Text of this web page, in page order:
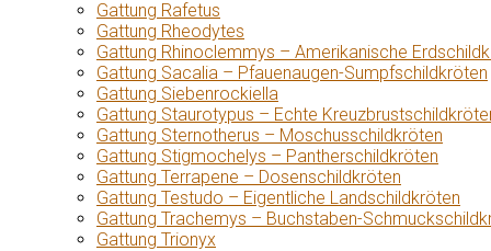
Gattung Rafetus
Gattung Rheodytes
Gattung Rhinoclemmys – Amerikanische
Gattung Sacalia – Pfauenaugen-Sumpfschildkröten
Gattung Siebenrockiella
Gattung Staurotypus – Echte
Gattung Sternotherus – Moschusschildkröten
Gattung Stigmochelys – Pantherschildkröten
Gattung Terrapene – Dosenschildkröten
Gattung Testudo – Eigentliche Landschildkröten
Gattung Trachemys – Buchstaben-
Gattung Trionyx